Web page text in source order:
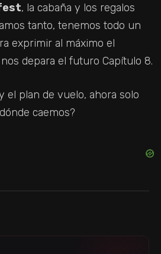
, la cabaña y los regalos
tanto, tenemos todo un
exprimir al máximo el
depara el futuro Capítulo 8.
el plan de vuelo, ahora solo
caemos?